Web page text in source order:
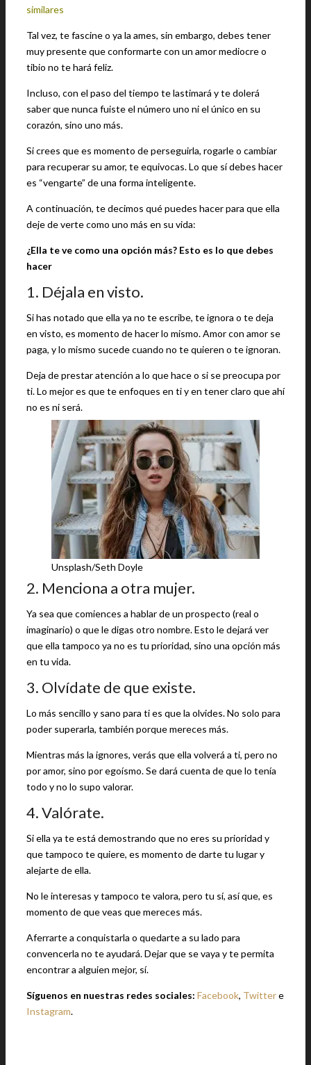
similares
Tal vez, te fascine o ya la ames, sin embargo, debes tener
muy presente que conformarte con un amor mediocre o
tibio no te hará feliz.
Incluso, con el paso del tiempo te lastimará y te dolerá
saber que nunca fuiste el número uno ni el único en su
corazón, sino uno más.
Si crees que es momento de perseguirla, rogarle o cambiar
para recuperar su amor, te equivocas. Lo que sí debes hacer
es “vengarte” de una forma inteligente.
A continuación, te decimos qué puedes hacer para que ella
deje de verte como uno más en su vida:
¿Ella te ve como una opción más? Esto es lo que debes
hacer
1. Déjala en visto.
Si has notado que ella ya no te escribe, te ignora o te deja
en visto, es momento de hacer lo mismo. Amor con amor se
paga, y lo mismo sucede cuando no te quieren o te ignoran.
Deja de prestar atención a lo que hace o si se preocupa por
ti. Lo mejor es que te enfoques en ti y en tener claro que ahí
no es ni será.
Unsplash/Seth Doyle
2. Menciona a otra mujer.
Ya sea que comiences a hablar de un prospecto (real o
imaginario) o que le digas otro nombre. Esto le dejará ver
que ella tampoco ya no es tu prioridad, sino una opción más
en tu vida.
3. Olvídate de que existe.
Lo más sencillo y sano para ti es que la olvides. No solo para
poder superarla, también porque mereces más.
Mientras más la ignores, verás que ella volverá a ti, pero no
por amor, sino por egoísmo. Se dará cuenta de que lo tenía
todo y no lo supo valorar.
4. Valórate.
Si ella ya te está demostrando que no eres su prioridad y
que tampoco te quiere, es momento de darte tu lugar y
alejarte de ella.
No le interesas y tampoco te valora, pero tu sí, así que, es
momento de que veas que mereces más.
Aferrarte a conquistarla o quedarte a su lado para
convencerla no te ayudará. Dejar que se vaya y te permita
encontrar a alguien mejor, sí.
Síguenos en nuestras redes sociales: Facebook, Twittere
Instagram.